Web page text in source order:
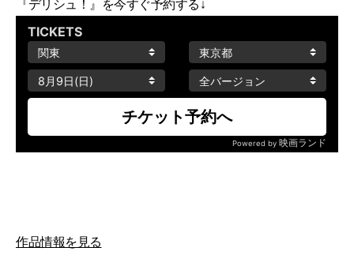
『デリシュ！』を今すぐ予約する↓
作品情報を見る